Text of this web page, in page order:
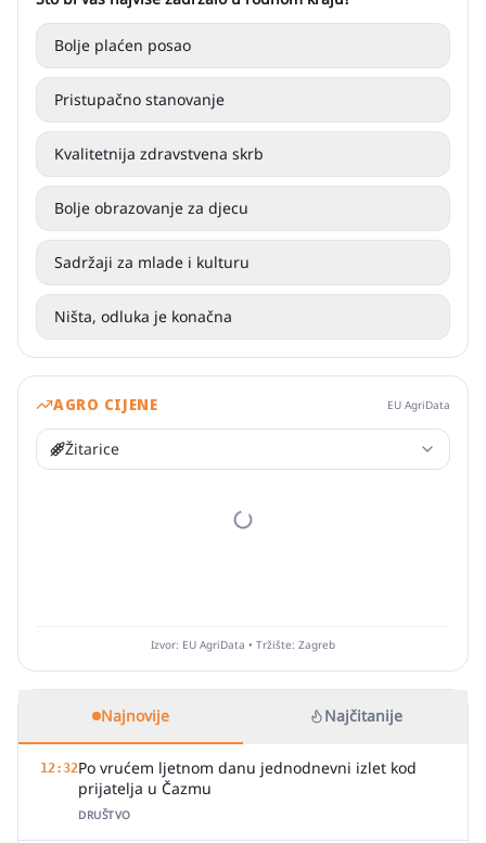
Bolje plaćen posao
Pristupačno stanovanje
Kvalitetnija zdravstvena skrb
Bolje obrazovanje za djecu
Sadržaji za mlade i kulturu
Ništa, odluka je konačna
AGRO CIJENE EU AgriData
Žitarice
Izvor: EU AgriData • Tržište: Zagreb
Najnovije Najčitanije
12:32Po vrućem ljetnom danu jednodnevni izlet kod
prijatelja u Čazmu
DRUŠTVO